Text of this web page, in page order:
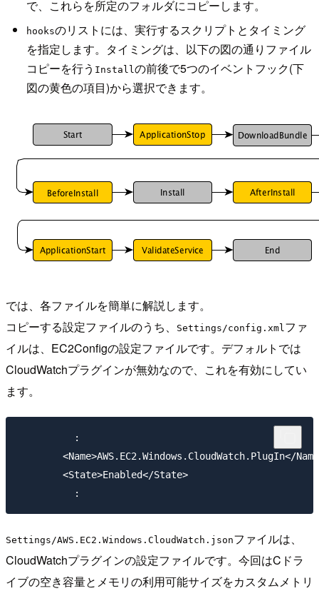
で、これらを所定のフォルダにコピーします。
hooksのリストには、実行するスクリプトとタイミング
を指定します。タイミングは、以下の図の通りファイル
コピーを行う Install の前後で5つのイベントフック(下
図の黄色の項目)から選択できます。
では、各ファイルを簡単に解説します。
コピーする設定ファイルのうち、
Settings/config.xml ファ
イルは、EC2Configの設定ファイルです。デフォルトでは
CloudWatchプラグインが無効なので、これを有効にしてい
ます。
Settings/AWS.EC2.Windows.CloudWatch.jsonファイルは、
CloudWatchプラグインの設定ファイルです。今回はCドラ
イブの空き容量とメモリの利用可能サイズをカスタムメトリ